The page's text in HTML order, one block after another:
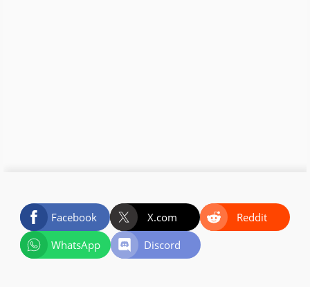
Facebook X.com
Reddit
WhatsApp
Discord